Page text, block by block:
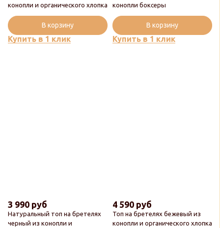
конопли и органического хлопка
Купить в 1 клик
В корзину
конопли боксеры
Купить в 1 клик
В корзину
Натуральный топ на бретелях
черный из конопли и
3 990 руб
Топ на бретелях бежевый из
конопли и органического хлопка
4 590 руб